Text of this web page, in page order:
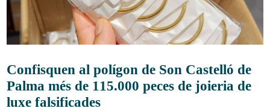
Confisquen al polígon de Son Castelló de
Palma més de 115.000 peces de joieria de
luxe falsificades